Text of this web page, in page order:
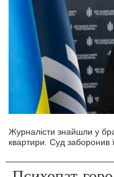
Журналісти знайшли у
квартири. Суд заборонив